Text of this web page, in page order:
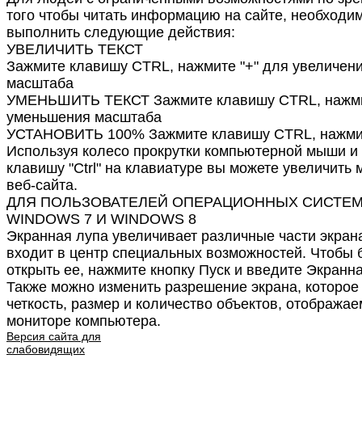
того чтобы читать информацию на сайте,
выполнить следующие действия:
УВЕЛИЧИТЬ ТЕКСТ
Зажмите клавишу CTRL, нажмите "+" для
масштаба
УМЕНЬШИТЬ ТЕКСТ Зажмите клавишу CTRL,
уменьшения масштаба
УСТАНОВИТЬ 100% Зажмите клавишу CTRL,
Используя колесо прокрутки компьютерной мыши
клавишу "Ctrl" на клавиатуре вы можете увеличить
веб-сайта.
ДЛЯ ПОЛЬЗОВАТЕЛЕЙ ОПЕРАЦИОННЫХ
WINDOWS 7 И WINDOWS 8
Экранная лупа увеличивает различные части
входит в центр специальных возможностей. Чтобы
открыть ее, нажмите кнопку Пуск и введите
Также можно изменить разрешение экрана,
четкость, размер и количество объектов,
мониторе компьютера.
Версия сайта для
слабовидящих